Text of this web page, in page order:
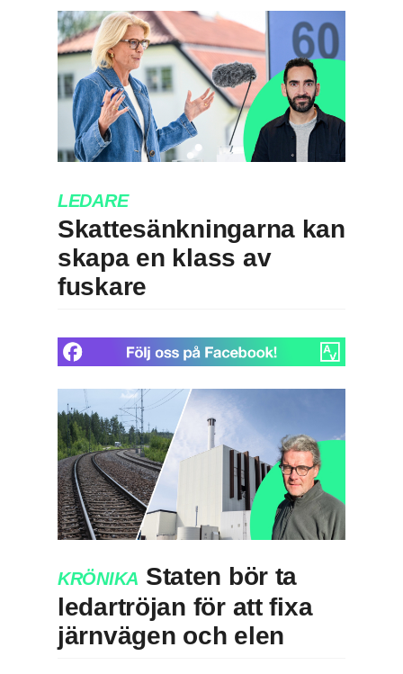
LEDARE
Skattesänkningarna kan
skapa en klass av
fuskare
KRÖNIKA Staten bör ta
ledartröjan för att fixa
järnvägen och elen